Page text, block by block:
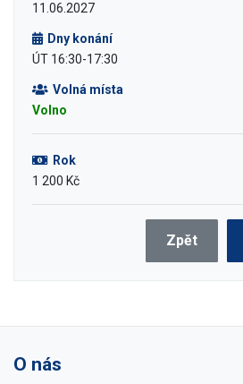
11.06.2027
Dny konání
ÚT 16:30-17:30
Volná místa
Volno
Rok
1 200 Kč
Zpět
O nás